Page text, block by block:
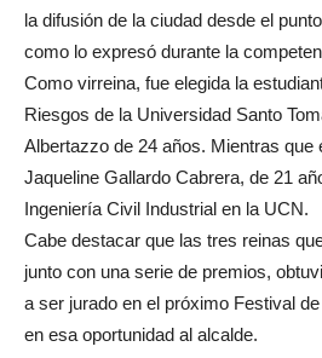
la difusión de la ciudad desde el
como lo expresó durante la
Como virreina, fue elegida la
Riesgos de la Universidad Santo
Albertazzo de 24 años. Mientras que
Jaqueline Gallardo Cabrera, de 21
Ingeniería Civil Industrial en la UCN.
Cabe destacar que las tres reinas
junto con una serie de premios,
a ser jurado en el próximo Festival
en esa oportunidad al alcalde.